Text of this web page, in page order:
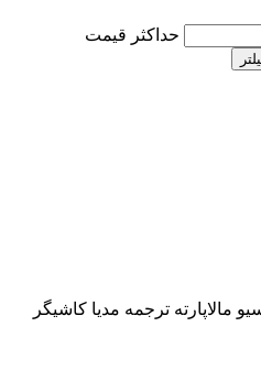
حداکثر قیمت
مالاپارته ترجمه مدیا کاشیگر